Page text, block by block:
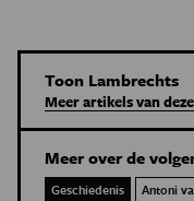
Toon Lambrechts
Meer artikels van
Meer over de
Geschiedenis Antoni